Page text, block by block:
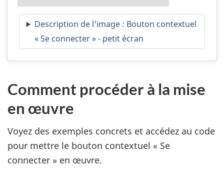
Description de l'image : Bouton contextuel
« Se connecter » - petit écran
Comment procéder à la mise
en œuvre
Voyez des exemples concrets et accédez au code
pour mettre le bouton contextuel « Se
connecter » en œuvre.